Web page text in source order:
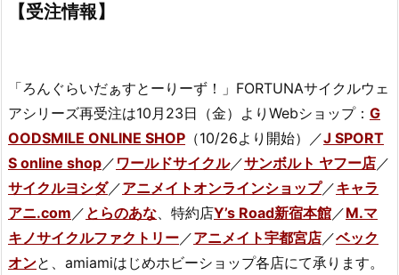
【受注情報】
「ろんぐらいだぁすとーりーず！」FORTUNAサイクルウェ
アシリーズ再受注は10月23日（金）よりWebショップ： G
OODSMILE ONLINE SHOP （10/26より開始）／J SPORT
S online shop ／ ワールドサイクル／サンボルト ヤフー店 ／
サイクルヨシダ／アニメイトオンラインショップ／キャラ
アニ.com ／ とらのあな 、特約店Y’s Road新宿本館 ／M.マ
キノサイクルファクトリー ／アニメイト宇都宮店 ／ベック
オンと、amiamiはじめホビーショップ各店にて承ります。